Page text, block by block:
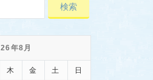
年8月
木 金 土 日